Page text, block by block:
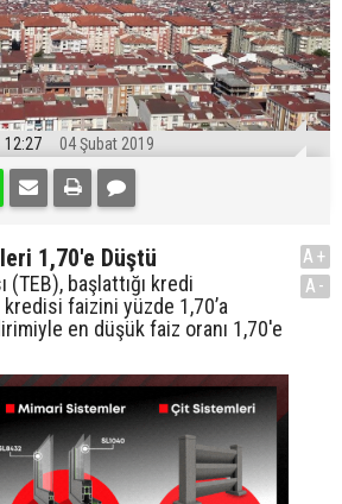
12:27 04 Şubat 2019
1,70'e Düştü
(TEB), başlattığı kredi
faizini yüzde 1,70’a
en düşük faiz oranı 1,70'e
A+
A-